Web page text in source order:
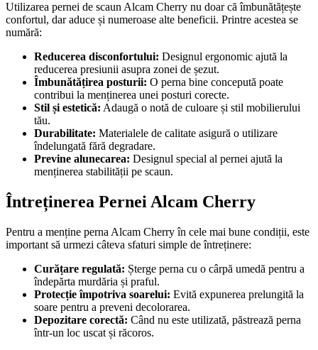
Utilizarea pernei de scaun Alcam Cherry nu doar că îmbunătățește
confortul, dar aduce și numeroase alte beneficii. Printre acestea se
numără:
Reducerea disconfortului: Designul ergonomic ajută la
reducerea presiunii asupra zonei de șezut.
Îmbunătățirea posturii: O perna bine concepută poate
contribui la menținerea unei posturi corecte.
Stil și estetică: Adaugă o notă de culoare și stil mobilierului
tău.
Durabilitate: Materialele de calitate asigură o utilizare
îndelungată fără degradare.
Previne alunecarea: Designul special al pernei ajută la
menținerea stabilității pe scaun.
Întreținerea Pernei Alcam Cherry
Pentru a menține perna Alcam Cherry în cele mai bune condiții, este
important să urmezi câteva sfaturi simple de întreținere:
Curățare regulată: Șterge perna cu o cârpă umedă pentru a
îndepărta murdăria și praful.
Protecție împotriva soarelui: Evită expunerea prelungită la
soare pentru a preveni decolorarea.
Depozitare corectă: Când nu este utilizată, păstrează perna
într-un loc uscat și răcoros.